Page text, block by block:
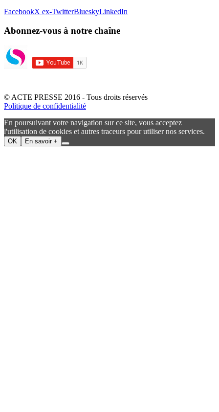
FacebookX ex-TwitterBlueskyLinkedIn
Abonnez-vous à notre chaîne
© ACTE PRESSE 2016 - Tous droits réservés
Politique de confidentialité
En poursuivant votre navigation sur ce site, vous acceptez
l'utilisation de cookies et autres traceurs pour utiliser nos services.
OK En savoir +